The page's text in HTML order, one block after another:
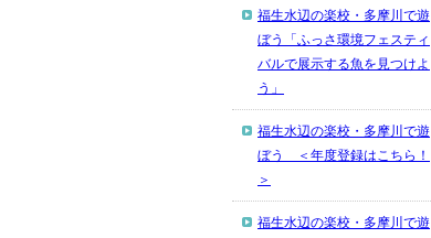
福生水辺の楽校・多摩川で遊
ぼう「ふっさ環境フェスティ
バルで展示する魚を見つけよ
う」
福生水辺の楽校・多摩川で遊
ぼう ＜年度登録はこちら！
＞
福生水辺の楽校・多摩川で遊